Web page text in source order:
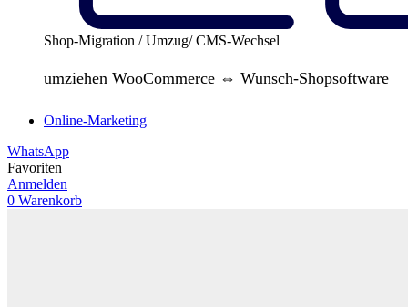
Shop-Migration / Umzug/ CMS-Wechsel
umziehen WooCommerce ⇔ Wunsch-Shopsoftware
Online-Marketing
WhatsApp
Favoriten
Anmelden
0 Warenkorb